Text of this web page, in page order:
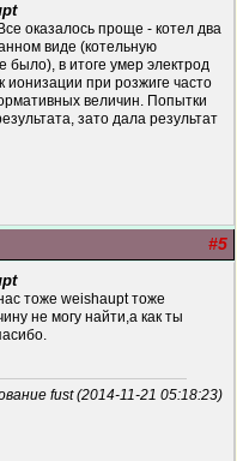
оказалось проще - котел два
виде (котельную
было), в итоге умер электрод
ионизации при розжиге часто
величин. Попытки
зато дала результат
#5
тоже weishaupt тоже
не могу найти,а как ты
fust (2014-11-21 05:18:23)